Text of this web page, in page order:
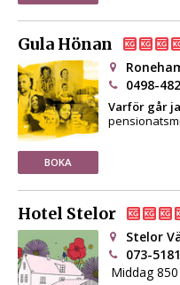
Gula Hönan
BOKA
0498-
Varför går
Hotel Stelor
Stelor
073-
Middag